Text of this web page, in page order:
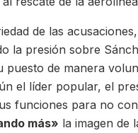
de las
la presión sobre
puesto de manera
el líder popular, el
funciones para no
más» la imagen de